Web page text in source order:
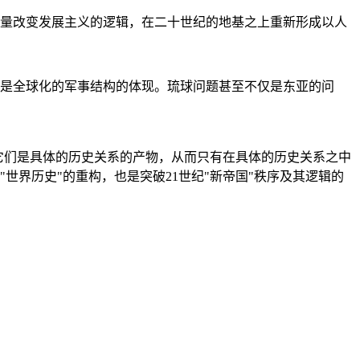
改变发展主义的逻辑，在二十世纪的地基之上重新形成以人
全球化的军事结构的体现。琉球问题甚至不仅是东亚的问
是具体的历史关系的产物，从而只有在具体的历史关系之中
界历史"的重构，也是突破21世纪"新帝国"秩序及其逻辑的